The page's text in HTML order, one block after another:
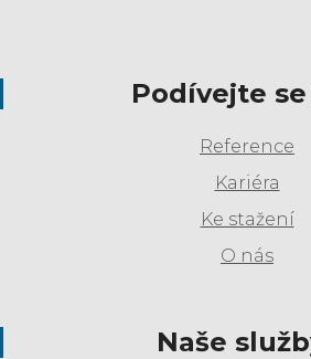
Podívejte se
Reference
Kariéra
Ke stažení
O nás
Naše